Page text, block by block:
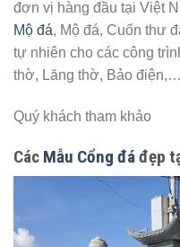
đơn vị hàng đầu tại Việt
Mộ đá, Mộ đá, Cuốn thư
tự nhiên cho các công
thờ, Lăng thờ, Bảo
Quý khách tham khảo
Các Mẫu Cổng đáđẹp